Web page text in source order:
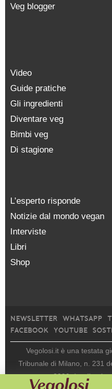
Veg blogger
Video
Guide pratiche
Gli ingredienti
Diventare veg
Bimbi veg
Di stagione
L’esperto risponde
Notizie dal mondo vegan
Interviste
Libri
Shop
NEWSLETTER WHATSAPP
FACEBOOK
YOUTUBE
Vegolosi.it è una testata
Tribunale di Milano, n. 231
2026 | edito da